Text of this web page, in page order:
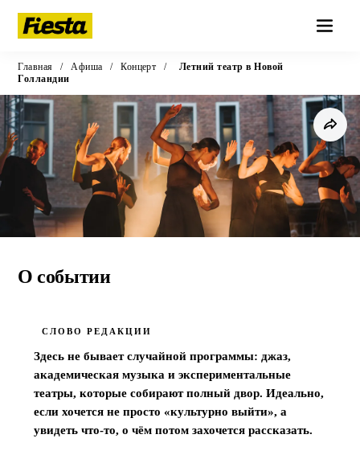
Главная / Афиша / Концерт /
Летний театр в Новой
Голландии
Летний театр в Новой
Новая Голландия, Бутылка
КУПИТЬ БИЛЕТ· ОТ 700 ₽
О событии
СЛОВО РЕДАКЦИИ
Здесь не бывает случайной программы: джаз,
академическая музыка и экспериментальные
театры, которые собирают полный двор. Идеально,
если хочется не просто «культурно выйти», а
увидеть что-то, о чём потом захочется рассказать.